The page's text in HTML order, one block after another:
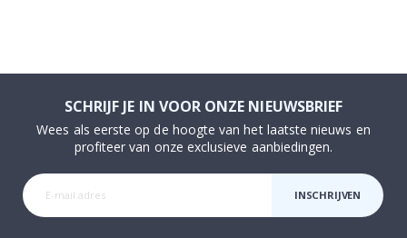
SCHRIJF JE IN VOOR ONZE NIEUWSBRIEF
Wees als eerste op de hoogte van het laatste nieuws en
profiteer van onze exclusieve aanbiedingen.
INSCHRIJVEN